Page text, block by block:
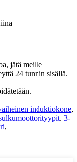
jätä meille
24 tunnin sisällä.
induktiokone,
, 3-
,